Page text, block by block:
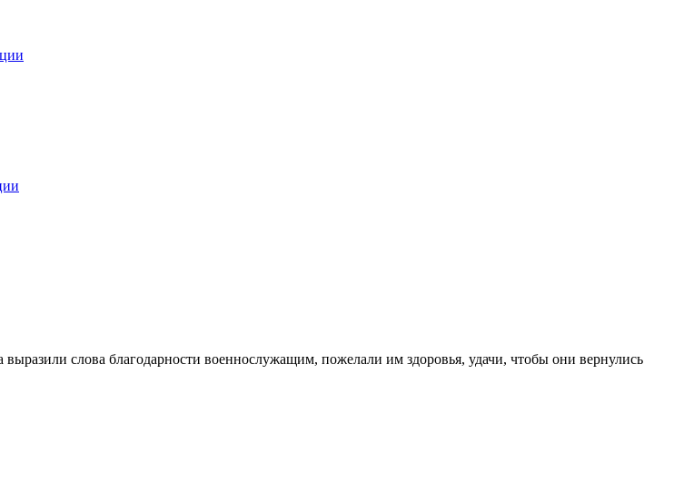
слова благодарности военнослужащим, пожелали им здоровья, удачи, чтобы они вернулись